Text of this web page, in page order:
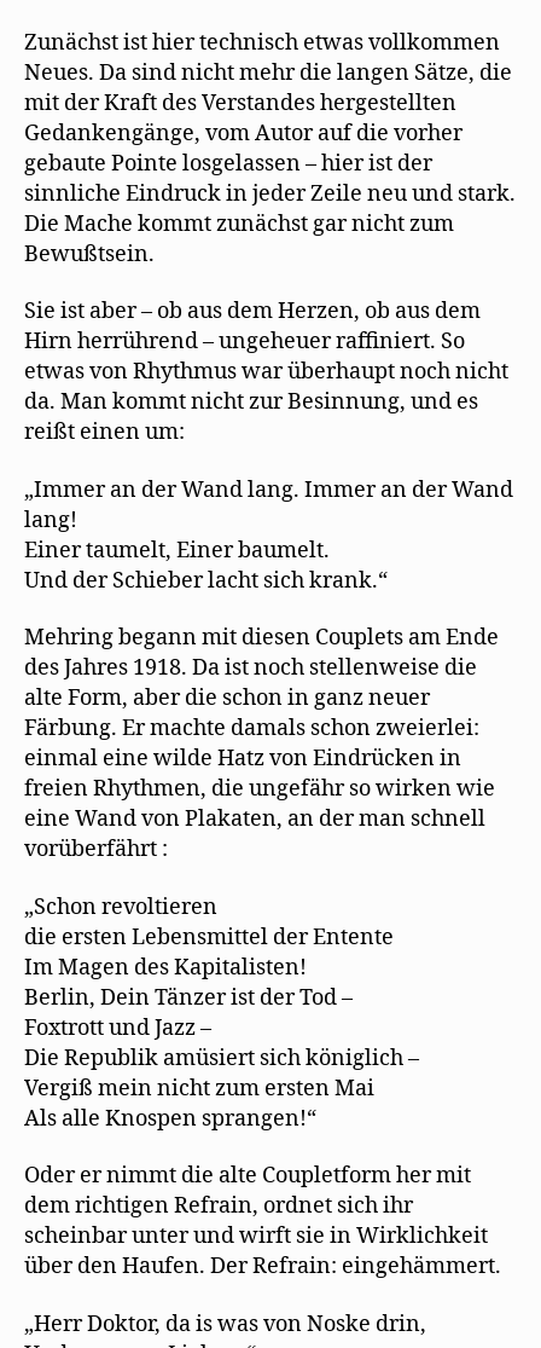
Zunächst ist hier technisch etwas vollkommen
Neues. Da sind nicht mehr die langen Sätze, die
mit der Kraft des Verstandes hergestellten
Gedankengänge, vom Autor auf die vorher
gebaute Pointe losgelassen – hier ist der
sinnliche Eindruck in jeder Zeile neu und stark.
Die Mache kommt zunächst gar nicht zum
Bewußtsein.
Sie ist aber – ob aus dem Herzen, ob aus dem
Hirn herrührend – ungeheuer raffiniert. So
etwas von Rhythmus war überhaupt noch nicht
da. Man kommt nicht zur Besinnung, und es
reißt einen um:
„Immer an der Wand lang. Immer an der Wand
lang!
Einer taumelt, Einer baumelt.
Und der Schieber lacht sich krank.“
Mehring begann mit diesen Couplets am Ende
des Jahres 1918. Da ist noch stellenweise die
alte Form, aber die schon in ganz neuer
Färbung. Er machte damals schon zweierlei:
einmal eine wilde Hatz von Eindrücken in
freien Rhythmen, die ungefähr so wirken wie
eine Wand von Plakaten, an der man schnell
vorüberfährt :
„Schon revoltieren
die ersten Lebensmittel der Entente
Im Magen des Kapitalisten!
Berlin, Dein Tänzer ist der Tod –
Foxtrott und Jazz –
Die Republik amüsiert sich königlich –
Vergiß mein nicht zum ersten Mai
Als alle Knospen sprangen!“
Oder er nimmt die alte Coupletform her mit
dem richtigen Refrain, ordnet sich ihr
scheinbar unter und wirft sie in Wirklichkeit
über den Haufen. Der Refrain: eingehämmert.
„Herr Doktor, da is was von Noske drin,